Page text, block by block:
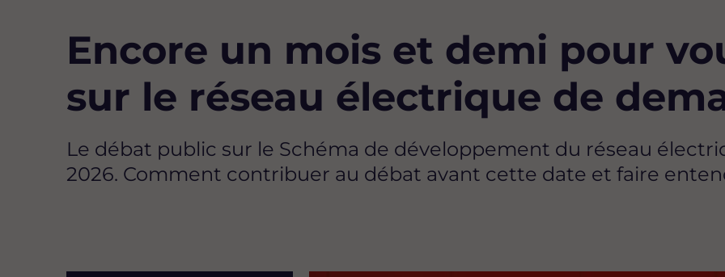
Encore un mois et demi pour
sur le réseau électrique de
Le débat public sur le Schéma de développement du réseau
2026. Comment contribuer au débat avant cette date et faire